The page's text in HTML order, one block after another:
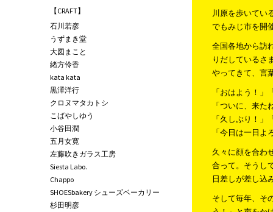
川原を歩いてい
でもみじ市を開
全国各地から訪
りだしているさ
やってきて、言
「おはよう！」
「ついに、来た
「久しぶり！」
「今日は一日よ
久々に顔を合わ
合って。そうし
日差しが差し込
そして毎年、そ
【CRAFT】
石川若彦
うずまき堂
大図まこと
緒方伶香
kata kata
黒澤洋行
クロヌマタカトシ
こばやしゆう
小谷田潤
五月女寛
左藤吹きガラス工房
Siesta Labo.
Chappo
SHOESbakery シューズベーカリー
杉田明彦